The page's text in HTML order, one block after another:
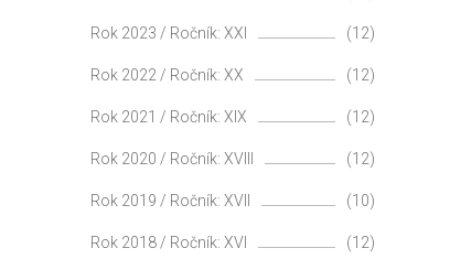
Rok 2023 / Ročník: XXI (12)
Rok 2022 / Ročník: XX (12)
Rok 2021 / Ročník: XIX (12)
Rok 2020 / Ročník: XVIII (12)
Rok 2019 / Ročník: XVII (10)
Rok 2018 / Ročník: XVI (12)